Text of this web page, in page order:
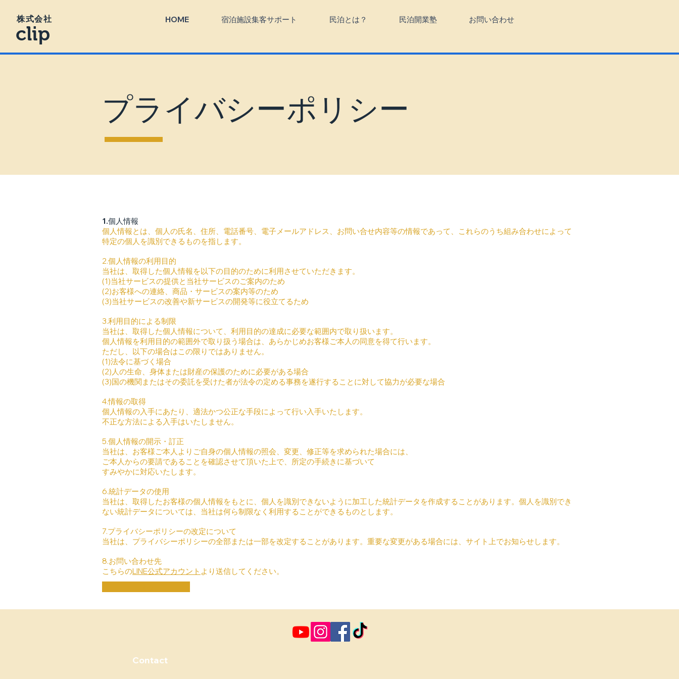
clip
株式会社 HOME 宿泊施設集客サポート 民泊とは？ 民泊開業塾 お問い合わせ
プライバシーポリシー
1.個人情報
個人情報とは、個人の氏名、住所、電話番号、電子メールアドレス、お問い合せ内容等の情報であって、これらのうち組み合わせによって
特定の個人を識別できるものを指します。
2.個人情報の利用目的
当社は、取得した個人情報を以下の目的のために利用させていただきます。
(1)当社サービスの提供と当社サービスのご案内のため
(2)お客様への連絡、商品・サービスの案内等のため
(3)当社サービスの改善や新サービスの開発等に役立てるため
3.利用目的による制限
当社は、取得した個人情報について、利用目的の達成に必要な範囲内で取り扱います。
個人情報を利用目的の範囲外で取り扱う場合は、あらかじめお客様ご本人の同意を得て行います。
ただし、以下の場合はこの限りではありません。
(1)法令に基づく場合
(2)人の生命、身体または財産の保護のために必要がある場合
(3)国の機関またはその委託を受けた者が法令の定める事務を遂行することに対して協力が必要な場合
4.情報の取得
個人情報の入手にあたり、適法かつ公正な手段によって行い入手いたします。
不正な方法による入手はいたしません。
5.個人情報の開示・訂正
当社は、お客様ご本人よりご自身の個人情報の照会、変更、修正等を求められた場合には、
ご本人からの要請であることを確認させて頂いた上で、所定の手続きに基づいて
すみやかに対応いたします。
6.統計データの使用
当社は、取得したお客様の個人情報をもとに、個人を識別できないように加工した統計データを作成することがあります。個人を識別でき
ない統計データについては、当社は何ら制限なく利用することができるものとします。
7.プライバシーポリシーの改定について
当社は、プライバシーポリシーの全部または一部を改定することがあります。重要な変更がある場合には、サイト上でお知らせします。
8.お問い合わせ先
こちらのLINE公式アカウント より送信してください。
Contact